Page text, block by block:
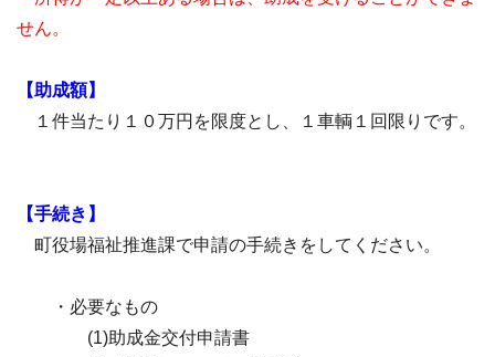
せん。
【助成額】
１件当たり１０万円を限度とし、１車輌１回限りです。
【手続き】
町役場福祉推進課で申請の手続きをしてください。
・必要なもの
(1)助成金交付申請書